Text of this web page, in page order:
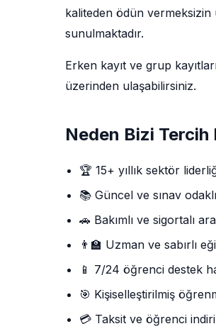
kaliteden ödün vermeksizin
sunulmaktadır.
Erken kayıt ve grup
üzerinden ulaşabilirsiniz.
Neden Bizi Tercih
🏆 15+ yıllık sektör
📚 Güncel ve sınav
🚗 Bakımlı ve sigortalı
👨‍🏫 Uzman ve sabırlı
📱 7/24 öğrenci destek
🎯 Kişiselleştirilmiş
💳 Taksit ve öğrenci